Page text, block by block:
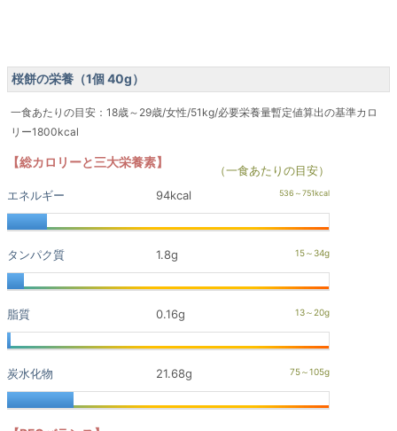
桜餅の栄養（1個 40g）
一食あたりの目安：18歳～29歳/女性/51kg/必要栄養量暫定値算出の基準カロ
リー1800kcal
【総カロリーと三大栄養素】
（一食あたりの目安）
エネルギー
94kcal
タンパク質 1.8g
脂質 0.16g
炭水化物 21.68g